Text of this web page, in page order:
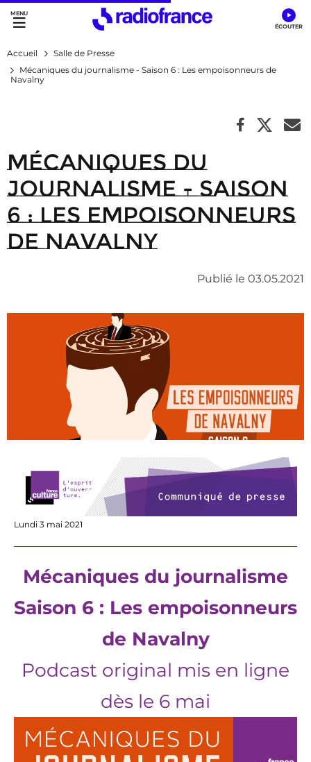
Accès direct :
Menu principal
Contenu
Accueil
Salle de Presse
Mécaniques du journalisme - Saison 6 : Les empoisonneurs de
Navalny
Mécaniques du
journalisme - Saison
6 : Les empoisonneurs
de Navalny
Publié le 03.05.2021
Lundi 3 mai 2021
Mécaniques du journalisme
Saison 6 : Les empoisonneurs
de Navalny
Podcast original mis en ligne
dès le 6 mai